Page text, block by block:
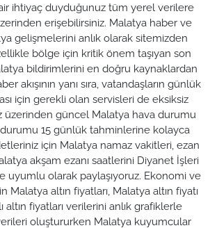
ihtiyaç duyduğunuz tüm yerel verilere
erişebilirsiniz. Malatya haber ve
gelişmelerini anlık olarak sitemizden
bölge için kritik önem taşıyan son
bildirimlerini en doğru kaynaklardan
akışının yanı sıra, vatandaşların günlük
için gerekli olan servisleri de eksiksiz
üzerinden güncel Malatya hava durumu
15 günlük tahminlerine kolayca
için Malatya namaz vakitleri, ezan
akşam ezanı saatlerini Diyanet İşleri
uyumlu olarak paylaşıyoruz. Ekonomi ve
Malatya altın fiyatları, Malatya altın fiyatı
altın fiyatları verilerini anlık grafiklerle
oluştururken Malatya kuyumcular